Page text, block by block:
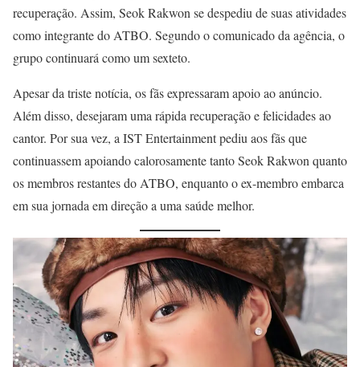
recuperação. Assim, Seok Rakwon se despediu de suas atividades
como integrante do ATBO. Segundo o comunicado da agência, o
grupo continuará como um sexteto.
Apesar da triste notícia, os fãs expressaram apoio ao anúncio.
Além disso, desejaram uma rápida recuperação e felicidades ao
cantor. Por sua vez, a IST Entertainment pediu aos fãs que
continuassem apoiando calorosamente tanto Seok Rakwon quanto
os membros restantes do ATBO, enquanto o ex-membro embarca
em sua jornada em direção a uma saúde melhor.